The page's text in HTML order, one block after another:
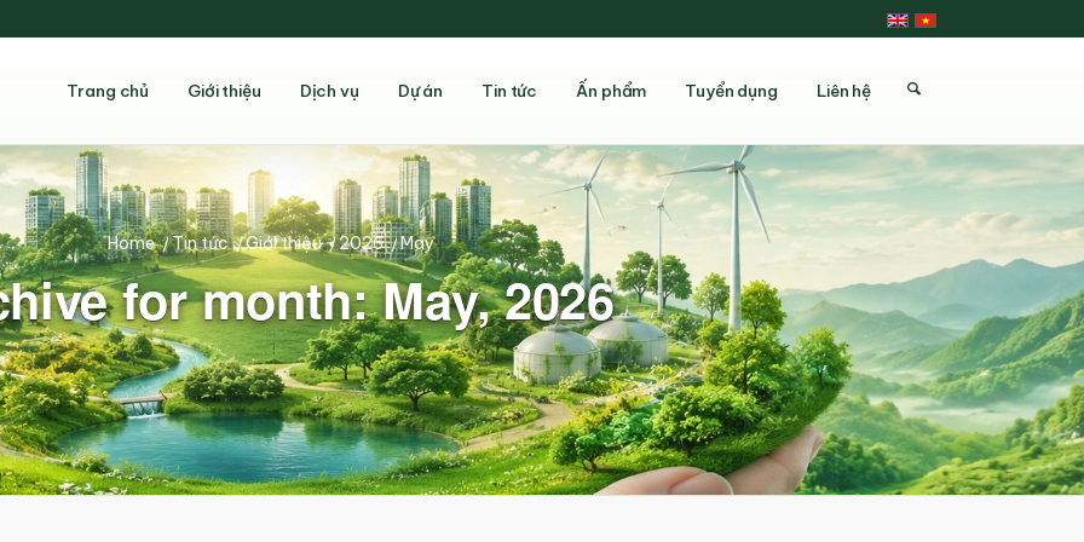
Trang chủ Giới thiệu Dịch vụ Dự án Tin tức Ấn phẩm Tuyển dụng Liên hệ
for month: May, 2026
Home /Tin tức /Giới thiệu /2026 /May